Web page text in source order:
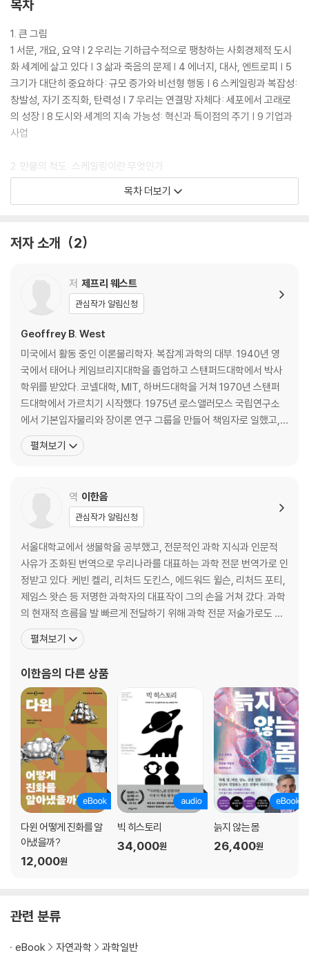
목차
1. 큰 그림
1 서문, 개요, 요약 | 2 우리는 기하급수적으로 팽창하는 사회경제적 도시
화 세계에 살고 있다 | 3 삶과 죽음의 문제 | 4 에너지, 대사, 엔트로피 | 5
크기가 대단히 중요하다: 규모 증가와 비선형 행동 | 6 스케일링과 복잡성:
창발성, 자기 조직화, 탄력성 | 7 우리는 연결망 자체다: 세포에서 고래로
의 성장 | 8 도시와 세계의 지속 가능성: 혁신과 특이점의 주기 | 9 기업과
사업
2. 만물의 척도: 스케일링이란 무엇인가
1 고질라에서 갈릴레오까지 | 2 규모에 관한 왜곡과 오해: 슈퍼맨 | 3 규모,
로그, 지진, 리히터 규모 | 4 근육 운동과 갈릴레오의 예측 검증 | 5 개인 성
BMI, 케틀레, 평균인, 사회물리학 | 8 혁신과 성장의 한계 | 9 광궤열차, 그
델링 이론의 기원 | 11 유사와 상사: 무차원 규모 불변 수
3. 생명의 단순성, 통일성, 복잡성
1 쿼크와 끈에서 세포와 고래까지 | 2 대사율과 자연선택 | 3 복잡성의 토
대인 단순성: 클라이버 법칙, 자기 유사성, 규모의 경제 | 4 보편성과 생명
을 통제하는 마법의 수 4 | 5 에너지, 창발 법칙, 생명의 계층 구조 | 6 연결
망과 4분의 1제곱 상대성장 스케일링의 기원 | 7 물리학이 생물학과 만나
다: 이론, 모형, 설명의 본질 | 8 연결망 원리와 상대성장 스케일링의 기원 |
9 포유류, 식물, 나무의 대사율과 순환계 | 10 니콜라 테슬라, 임피던스정
성과 마법의 수 4의 기원 | 13 프랙털: 경계 늘이기의 수수께끼 같은 사례
1 생명의 네 번째 차원 | 2 왜 개미만 한 포유동물은 없을까 | 3 그러면 고질
라만큼 거대한 포유동물은 왜 없을까 | 4 성장 | 5 지구 온난화, 온도의 지
수적 스케일링, 생태학의 대사 이론 | 6 노화와 죽음
5. 인류세에서 도시세로: 도시가 지배하는 행성
1 지수 팽창하는 우주에 살기 | 2 도시, 도시화, 지구의 지속 가능성 | 3 지
수적이라는 말이 정확히 무슨 뜻일까? 경고가 담긴 우화 | 4 산업도시의
등장과 그 병폐 | 5 맬서스, 신맬서스주의자, 대혁신 낙관론자 | 6 모두 에
너지 때문이야, 바보야
1 도시와 기업은 아주 커다란 생물에 불과할까 | 2 용들에게 맞선 성녀 제
인 | 3 여담: 직접 겪어본 전원도시와 신도시 | 4 중간 요약과 결론
7. 도시의 과학을 향하여
1 도시의 스케일링 | 2 도시와 사회 관계망 | 3 이런 망들은 정체가 무엇일
까 | 4 도시: 결정일까 프랙털일까 | 5 거대한 사회적 인큐베이터인 도시 |
6 가까운 친구가 실제로 얼마나 많을까? 던바와 던바 수 | 7 단어와 도시 |
8 프랙털 도시: 사회적인 것과 물리적인 것의 통합
8. 결과와 예측: 이동성과 삶의 속도에서 사회적 연결성, 다양성, 대사, 성
장으로
1 증가하는 삶의 속도 | 2 가속되는 트레드밀 위의 삶: 경이롭도록 축소되
도시에서의 사회적 연결성 | 7 도시 내 이동의 놀랍도록 규칙적인 구조 | 8
순위 | 10 지속 가능성의 서문: 물에 관한 짧은 여담 | 11 도시 사업 활동의
목차 더보기
저자 소개 2
저 제프리 웨스트
관심작가 알림신청
Geoffrey B. West
미국에서 활동 중인 이론물리학자. 복잡계 과학의 대부. 1940년 영
국에서 태어나 케임브리지대학을 졸업하고 스탠퍼드대학에서 박사
학위를 받았다. 코넬대학, MIT, 하버드대학을 거쳐 1970년 스탠퍼
드대학에서 가르치기 시작했다. 1975년 로스앨러모스 국립연구소
에서 기본입자물리와 장이론 연구 그룹을 만들어 책임자로 일했고, 1
995년부터 고에너지 물리학 프로그램 매니저를 맡았으며, 1997년
부터 지금까지 연구소 선임연구원을 맡고 있다. 샌타페이연구소의 특
펼쳐보기
역 이한음
관심작가 알림신청
서울대학교에서 생물학을 공부했고, 전문적인 과학 지식과 인문적
사유가 조화된 번역으로 우리나라를 대표하는 과학 전문 번역가로 인
정받고 있다. 케빈 켈리, 리처드 도킨스, 에드워드 윌슨, 리처드 포티,
제임스 왓슨 등 저명한 과학자의 대표작이 그의 손을 거쳐 갔다. 과학
의 현재적 흐름을 발 빠르게 전달하기 위해 과학 전문 저술가로도 활
동하고 있다. 저서로는 『바스커빌가의 개와 추리 좀 하는 친구들』,
『청소년을 위한 지구 온난화 논쟁』 등이 있으며, 옮긴 책으로는 『인에
리는 왜 잠을 자야 할까』, 『늦깎이
펼쳐보기
이한음의 다른 상품
다윈 어떻게 진화를 알
아냈을까?
12,000원
빅 히스토리
34,000원
늙지 않는 몸
26,400원
관련 분류
eBook 자연과학 과학일반